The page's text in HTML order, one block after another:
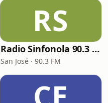
RS
Radio Sinfonola 90.3 FM
San José · 90.3 FM